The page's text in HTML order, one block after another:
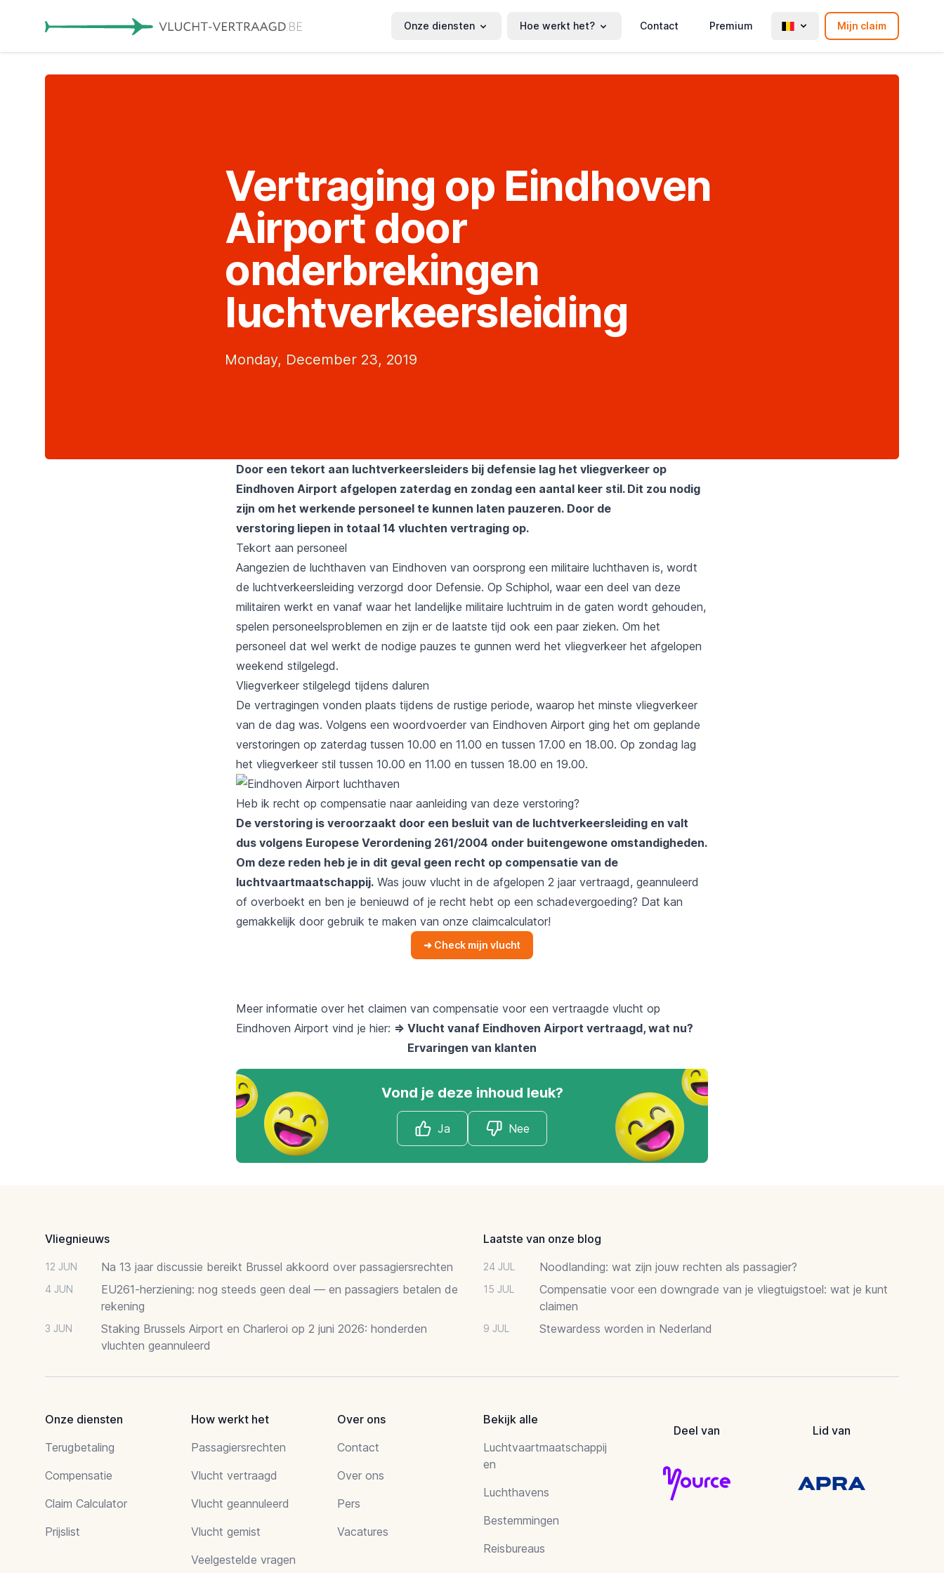
Onze diensten Hoe werkt het? Contact Premium Mijn claim
Vertraging op Eindhoven
Airport door
onderbrekingen
luchtverkeersleiding
Monday, December 23, 2019
Door een tekort aan luchtverkeersleiders bij defensie lag het vliegverkeer op
Eindhoven Airport afgelopen zaterdag en zondag een aantal keer stil. Dit zou nodig
zijn om het werkende personeel te kunnen laten pauzeren. Door de
verstoring liepen in totaal 14 vluchten vertraging op.
Tekort aan personeel
Aangezien de luchthaven van Eindhoven van oorsprong een militaire luchthaven is, wordt
de luchtverkeersleiding verzorgd door Defensie. Op Schiphol, waar een deel van deze
militairen werkt en vanaf waar het landelijke militaire luchtruim in de gaten wordt gehouden,
spelen personeelsproblemen en zijn er de laatste tijd ook een paar zieken. Om het
personeel dat wel werkt de nodige pauzes te gunnen werd het vliegverkeer het afgelopen
weekend stilgelegd.
Vliegverkeer stilgelegd tijdens daluren
De vertragingen vonden plaats tijdens de rustige periode, waarop het minste vliegverkeer
van de dag was. Volgens een woordvoerder van Eindhoven Airport ging het om geplande
verstoringen op zaterdag tussen 10.00 en 11.00 en tussen 17.00 en 18.00. Op zondag lag
het vliegverkeer stil tussen 10.00 en 11.00 en tussen 18.00 en 19.00.
Heb ik recht op compensatie naar aanleiding van deze verstoring?
De verstoring is veroorzaakt door een besluit van de luchtverkeersleiding en valt
dus volgens Europese Verordening 261/2004 onder buitengewone omstandigheden.
Om deze reden heb je in dit geval geen recht op compensatie van de
luchtvaartmaatschappij. Was jouw vlucht in de afgelopen 2 jaar vertraagd, geannuleerd
of overboekt en ben je benieuwd of je recht hebt op een schadevergoeding? Dat kan
gemakkelijk door gebruik te maken van onze claimcalculator!
➜ Check mijn vlucht
Meer informatie over het claimen van compensatie voor een vertraagde vlucht op
Eindhoven Airport vind je hier: => Vlucht vanaf Eindhoven Airport vertraagd, wat nu?
Ervaringen van klanten
Vond je deze inhoud leuk?
Ja Nee
Vliegnieuws
12 JUN Na 13 jaar discussie bereikt Brussel akkoord over passagiersrechten
4 JUN
EU261-herziening: nog steeds geen deal — en passagiers betalen de
rekening
3 JUN
Staking Brussels Airport en Charleroi op 2 juni 2026: honderden
vluchten geannuleerd
Laatste van onze blog
24 JUL Noodlanding: wat zijn jouw rechten als passagier?
15 JUL
Compensatie voor een downgrade van je vliegtuigstoel: wat je kunt
claimen
9 JUL Stewardess worden in Nederland
Onze diensten
Terugbetaling
Compensatie
Claim Calculator
Prijslist
How werkt het
Passagiersrechten
Vlucht vertraagd
Vlucht geannuleerd
Vlucht gemist
Veelgestelde vragen
Over ons
Contact
Over ons
Pers
Vacatures
Bekijk alle
Luchtvaartmaatschappij
en
Luchthavens
Bestemmingen
Reisbureaus
Deel van Lid van